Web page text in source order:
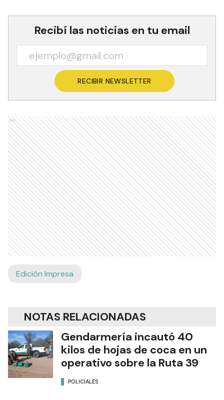
Recibí las noticias en tu email
RECIBIR NEWSLETTER
Ads
Edición Impresa
NOTAS RELACIONADAS
Gendarmería incautó 40
kilos de hojas de coca en un
operativo sobre la Ruta 39
POLICIALES